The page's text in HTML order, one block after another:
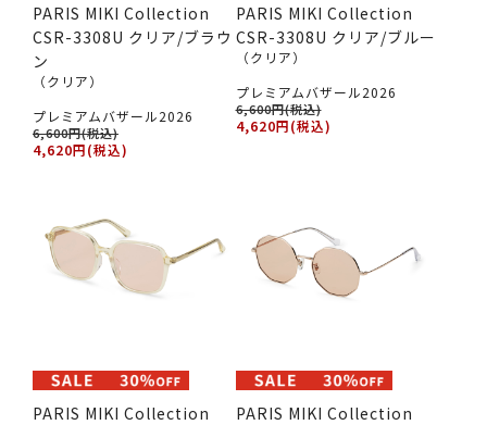
PARIS MIKI Collection
CSR-3308U クリア/ブラウ
ン
（クリア）
プレミアムバザール2026
6,600円(税込)
4,620円(税込)
PARIS MIKI Collection
CSR-3308U クリア/ブルー
（クリア）
プレミアムバザール2026
6,600円(税込)
4,620円(税込)
PARIS MIKI Collection
PARIS MIKI Collection